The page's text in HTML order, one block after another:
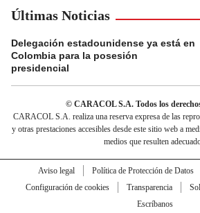
Últimas Noticias
Delegación estadounidense ya está en
Colombia para la posesión
presidencial
© CARACOL S.A. Todos los
CARACOL S.A. realiza una reserva expresa de las
y otras prestaciones accesibles desde este sitio web a
medios que resulten
Aviso legal Política de Protección de Datos
Configuración de cookies
Transparencia
Escríbanos